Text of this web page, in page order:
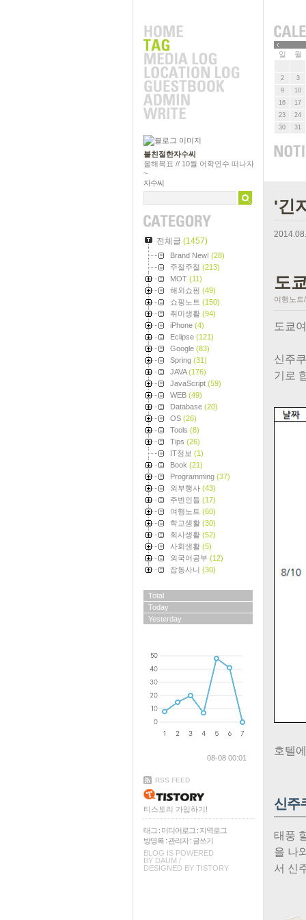
불친절한자수씨
올해목표 // 10월 어학연수 떠나자
~
자수씨
전체글 (1457)
Brand New! (28)
주절주절 (213)
MOT (11)
해외쇼핑 (49)
쇼핑노트 (150)
취미생활 (94)
iPhone (4)
Eclipse (121)
Google (83)
Spring (31)
JAVA(176)
JavaScript (59)
WEB (49)
Database (20)
OS (26)
Tools (8)
Tips (26)
IT정보 (1)
Book (21)
Programming (37)
외부행사 (43)
주변인들 (17)
여행노트 (60)
학교생활 (30)
회사생활 (52)
사회생활 (5)
외국어공부 (12)
잡동사니 (30)
Total
Today
Yesterday
08-08 00:01
RSS FEED
티스토리 가입하기!
태그 : 미디어로그 : 지역로그
방명록 : 관리자: 글쓰기
BLOG IS POWERED
BY DAUM /
DESIGNED BY TISTORY
일 월
2
3
9
10
16
17
23
24
30
31
'긴
도
여행노트
도쿄
신주
기로
호텔
신주
태풍
을 나
서 신